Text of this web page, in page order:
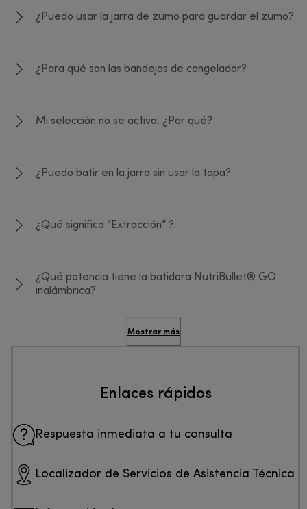
¿Puedo usar la jarra de zumo para guardar el zumo?
¿Para qué son las bandejas de congelador?
Mi selección no se activa. ¿Por qué?
¿Puedo batir en la jarra sin usar la tapa?
¿Qué significa “Extracción” ?
¿Qué potencia tiene la batidora NutriBullet® GO
inalámbrica?
Mostrar más
Enlaces rápidos
Respuesta inmediata a tu consulta
Localizador de Servicios de Asistencia Técnica